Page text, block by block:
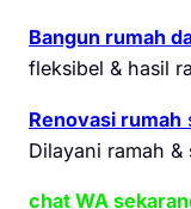
Bangun rumah
fleksibel & hasil
Renovasi rumah
Dilayani ramah
chat WA